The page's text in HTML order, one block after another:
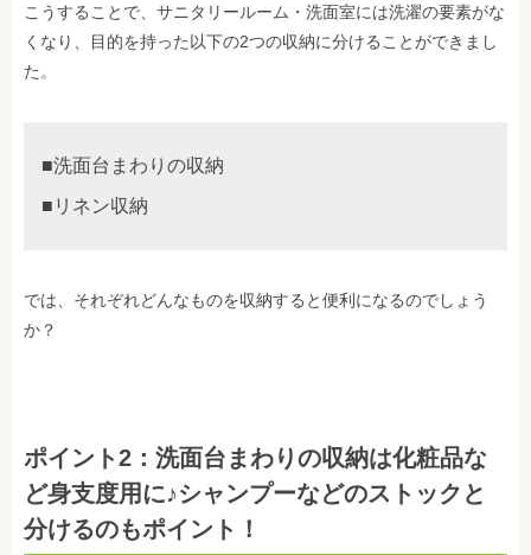
こうすることで、サニタリールーム・洗面室には洗濯の要素がな
くなり、目的を持った以下の2つの収納に分けることができまし
た。
■洗面台まわりの収納
■リネン収納
では、それぞれどんなものを収納すると便利になるのでしょう
か？
ポイント2：洗面台まわりの収納は化粧品な
ど身支度用に♪シャンプーなどのストックと
分けるのもポイント！